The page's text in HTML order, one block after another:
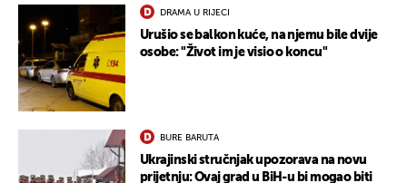
DRAMA U RIJECI
Urušio se balkon kuće, na njemu bile dvije
osobe: "Život im je visio o koncu"
BURE BARUTA
Ukrajinski stručnjak upozorava na novu
prijetnju: Ovaj grad u BiH-u bi mogao biti